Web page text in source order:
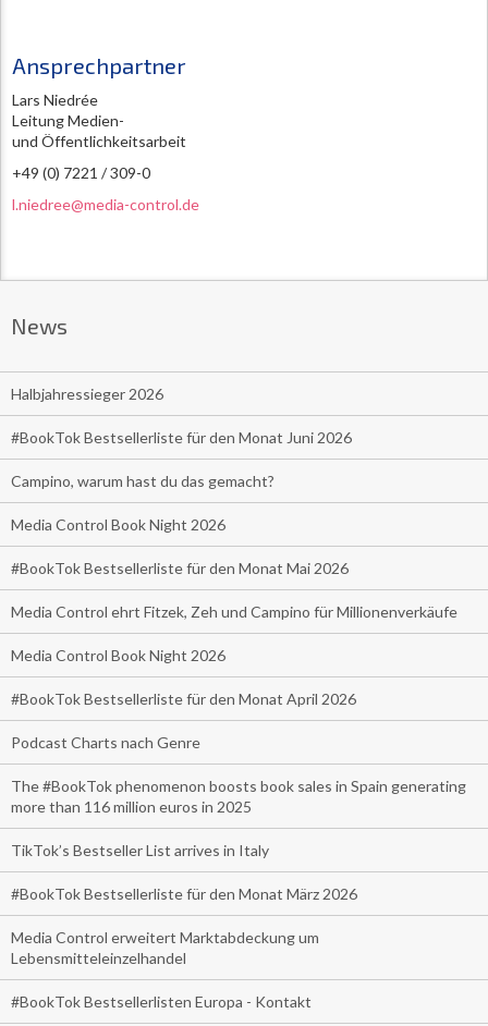
Ansprechpartner
Lars Niedrée
Leitung Medien-
und Öffentlichkeitsarbeit
+49 (0) 7221 / 309-0
l.niedree@media-control.de
News
Halbjahressieger 2026
#BookTok Bestsellerliste für den Monat Juni 2026
Campino, warum hast du das gemacht?
Media Control Book Night 2026
#BookTok Bestsellerliste für den Monat Mai 2026
Media Control ehrt Fitzek, Zeh und Campino für Millionenverkäufe
Media Control Book Night 2026
#BookTok Bestsellerliste für den Monat April 2026
Podcast Charts nach Genre
The #BookTok phenomenon boosts book sales in Spain generating
more than 116 million euros in 2025
TikTok’s Bestseller List arrives in Italy
#BookTok Bestsellerliste für den Monat März 2026
Media Control erweitert Marktabdeckung um
Lebensmitteleinzelhandel
#BookTok Bestsellerlisten Europa - Kontakt